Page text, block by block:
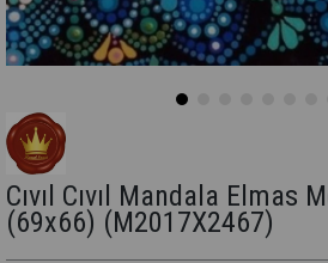
Cıvıl Cıvıl Mandala Elmas
(69x66) (M2017X2467)